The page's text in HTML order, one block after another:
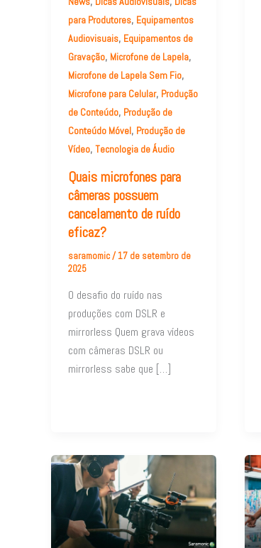
para Produtores, Equipamentos
Audiovisuais, Equipamentos de
Gravação, Microfone de Lapela,
Microfone de Lapela Sem Fio,
Microfone para Celular, Produção
de Conteúdo, Produção de
Conteúdo Móvel, Produção de
Vídeo, Tecnologia de Áudio
Quais microfones para
câmeras possuem
cancelamento de ruído
eficaz?
saramomic/17 de setembro de
2025
O desafio do ruído nas
produções com DSLR e
mirrorless Quem grava vídeos
com câmeras DSLR ou
mirrorless sabe que […]